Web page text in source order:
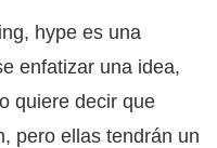
hype es una
enfatizar una idea,
quiere decir que
pero ellas tendrán un